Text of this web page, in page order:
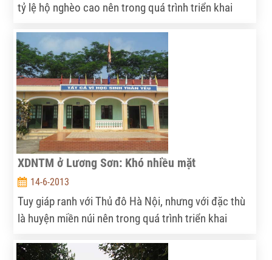
tỷ lệ hộ nghèo cao nên trong quá trình triển khai
nhiều khó khăn. Tuy nhiên, nhờ nhân dân đồng lòng,
hợp sức, phong trào XDNTM ở Hòa Bình đã đạt
những kết quả đáng khích lệ.
XDNTM ở Lương Sơn: Khó nhiều mặt
14-6-2013
Tuy giáp ranh với Thủ đô Hà Nội, nhưng với đặc thù
là huyện miền núi nên trong quá trình triển khai
không tránh khỏi những khó khăn nhất định khi thực